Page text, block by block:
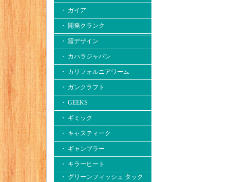
・ ガイア
・ 開発クランク
・ 霞デザイン
・ カハラジャパン
・ カリフォルニアワーム
・ ガンクラフト
・ GEEKS
・ ギミック
・ キャスティーク
・ ギャンブラー
・ キラーヒート
・ グリーンフィッシュ タック